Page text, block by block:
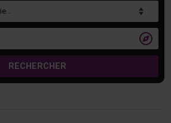

RECHERCHER